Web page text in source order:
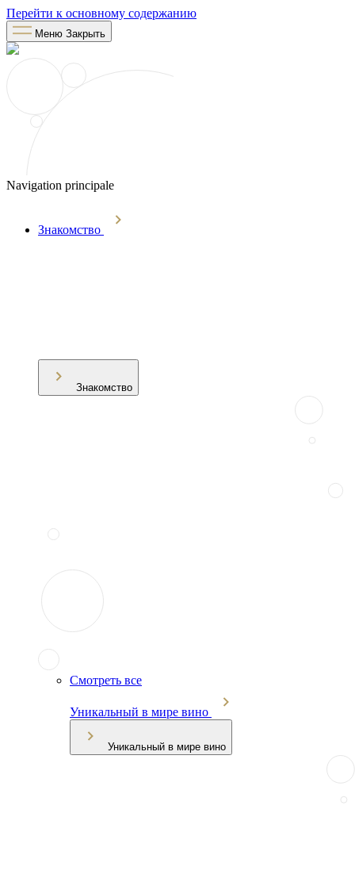
Перейти к основному содержанию
Меню Закрыть
Navigation principale
Знакомство
Знакомство
Смотреть все
Уникальный в мире вино
Уникальный в мире вино